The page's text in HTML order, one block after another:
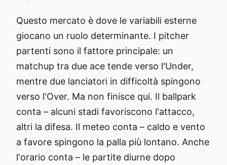
Questo mercato è dove le variabili esterne
giocano un ruolo determinante. I pitcher
partenti sono il fattore principale: un
matchup tra due ace tende verso l'Under,
mentre due lanciatori in difficoltà spingono
verso l'Over. Ma non finisce qui. Il ballpark
conta – alcuni stadi favoriscono l'attacco,
altri la difesa. Il meteo conta – caldo e vento
a favore spingono la palla più lontano. Anche
l'orario conta – le partite diurne dopo